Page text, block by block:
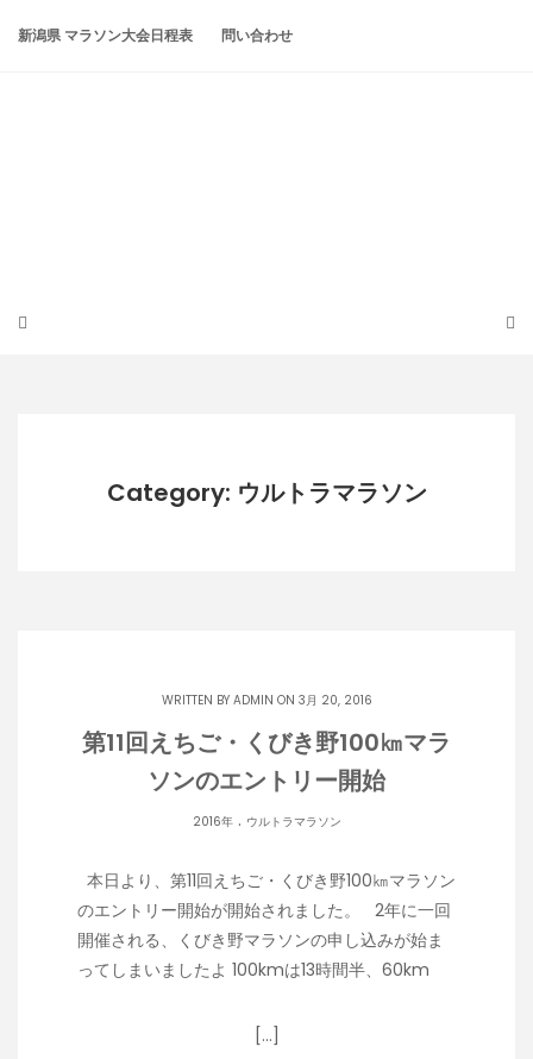
新潟県 マラソン大会日程表 問い合わせ
Category: ウルトラマラソン
WRITTEN BY ADMIN ON 3月 20, 2016
第11回えちご・くびき野100㎞マラ
ソンのエントリー開始
2016年. ウルトラマラソン
本日より、第11回えちご・くびき野100㎞マラソン
のエントリー開始が開始されました。 2年に一回
開催される、くびき野マラソンの申し込みが始ま
ってしまいましたよ 100kmは13時間半、60km
[…]